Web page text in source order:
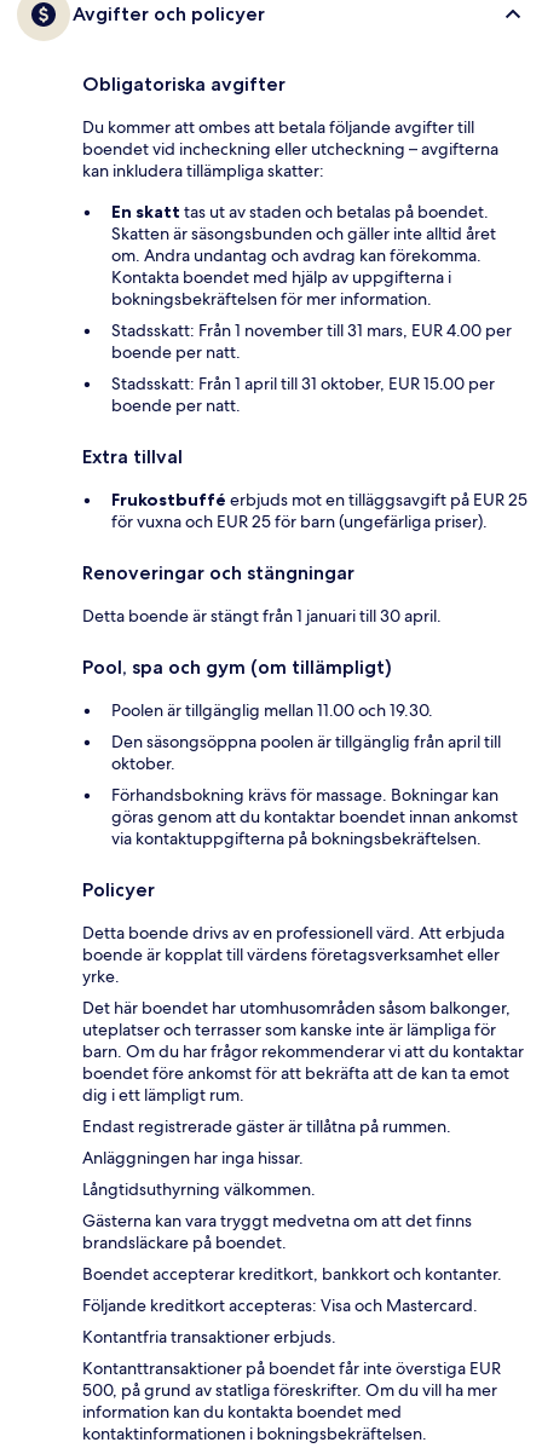
Avgifter och policyer
Obligatoriska avgifter
Du kommer att ombes att betala följande avgifter till
boendet vid incheckning eller utcheckning – avgifterna
kan inkludera tillämpliga skatter:
En skatt tas ut av staden och betalas på boendet.
Skatten är säsongsbunden och gäller inte alltid året
om. Andra undantag och avdrag kan förekomma.
Kontakta boendet med hjälp av uppgifterna i
bokningsbekräftelsen för mer information.
Stadsskatt: Från 1 november till 31 mars, EUR 4.00 per
boende per natt.
Stadsskatt: Från 1 april till 31 oktober, EUR 15.00 per
boende per natt.
Extra tillval
Frukostbuffé erbjuds mot en tilläggsavgift på EUR 25
för vuxna och EUR 25 för barn (ungefärliga priser).
Renoveringar och stängningar
Detta boende är stängt från 1 januari till 30 april.
Pool, spa och gym (om tillämpligt)
Poolen är tillgänglig mellan 11.00 och 19.30.
Den säsongsöppna poolen är tillgänglig från april till
oktober.
Förhandsbokning krävs för massage. Bokningar kan
göras genom att du kontaktar boendet innan ankomst
via kontaktuppgifterna på bokningsbekräftelsen.
Policyer
Detta boende drivs av en professionell värd. Att erbjuda
boende är kopplat till värdens företagsverksamhet eller
yrke.
Det här boendet har utomhusområden såsom balkonger,
uteplatser och terrasser som kanske inte är lämpliga för
barn. Om du har frågor rekommenderar vi att du kontaktar
boendet före ankomst för att bekräfta att de kan ta emot
dig i ett lämpligt rum.
Endast registrerade gäster är tillåtna på rummen.
Anläggningen har inga hissar.
Långtidsuthyrning välkommen.
Gästerna kan vara tryggt medvetna om att det finns
brandsläckare på boendet.
Boendet accepterar kreditkort, bankkort och kontanter.
Följande kreditkort accepteras: Visa och Mastercard.
Kontantfria transaktioner erbjuds.
Kontanttransaktioner på boendet får inte överstiga EUR
500, på grund av statliga föreskrifter. Om du vill ha mer
information kan du kontakta boendet med
kontaktinformationen i bokningsbekräftelsen.